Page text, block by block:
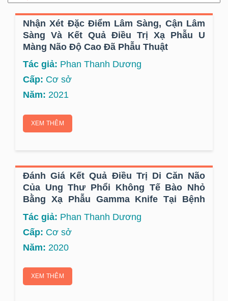
Nhận Xét Đặc Điểm Lâm Sàng, Cận Lâm
Sàng Và Kết Quả Điều Trị Xạ Phẫu U
Màng Não Độ Cao Đã Phẫu Thuật
Tác giả: Phan Thanh Dương
Cấp: Cơ sở
Năm: 2021
XEM THÊM
Đánh Giá Kết Quả Điều Trị Di Căn Não
Của Ung Thư Phổi Không Tế Bào Nhỏ
Bằng Xạ Phẫu Gamma Knife Tại Bệnh
Viện K
Tác giả: Phan Thanh Dương
Cấp: Cơ sở
Năm: 2020
XEM THÊM